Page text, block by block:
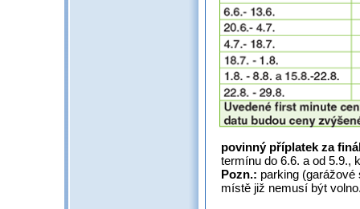
povinný příplatek za
termínu do 6.6. a od 5.9.,
Pozn.: parking
místě již nemusí být